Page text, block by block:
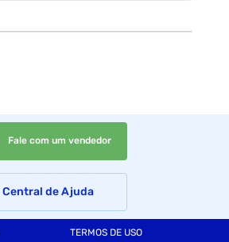
Fale com um vendedor
Central de Ajuda
TERMOS DE USO